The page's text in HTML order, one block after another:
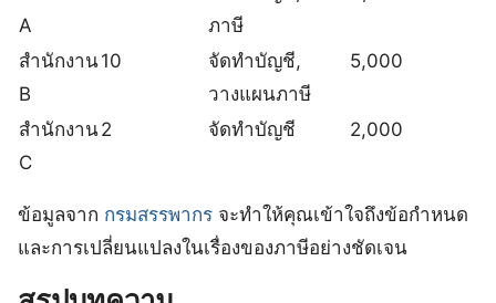
A
ภาษี
สำนักงาน
B
10
จัดทำบัญชี,
วางแผนภาษี
5,000
สำนักงาน
C
2 จัดทำบัญชี 2,000
ข้อมูลจาก กรมสรรพากร จะทำให้คุณเข้าใจถึงข้อกำหนด
และการเปลี่ยนแปลงในเรื่องของภาษีอย่างชัดเจน